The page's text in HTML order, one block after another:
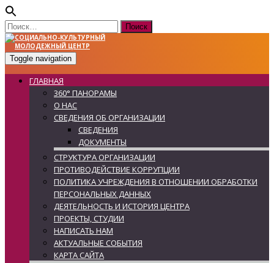
Найти:
Toggle navigation
ГЛАВНАЯ
360° ПАНОРАМЫ
О НАС
СВЕДЕНИЯ ОБ ОРГАНИЗАЦИИ
СВЕДЕНИЯ
ДОКУМЕНТЫ
СТРУКТУРА ОРГАНИЗАЦИИ
ПРОТИВОДЕЙСТВИЕ КОРРУПЦИИ
ПОЛИТИКА УЧРЕЖДЕНИЯ В ОТНОШЕНИИ ОБРАБОТКИ
ПЕРСОНАЛЬНЫХ ДАННЫХ
ДЕЯТЕЛЬНОСТЬ И ИСТОРИЯ ЦЕНТРА
ПРОЕКТЫ, СТУДИИ
НАПИСАТЬ НАМ
АКТУАЛЬНЫЕ СОБЫТИЯ
КАРТА САЙТА